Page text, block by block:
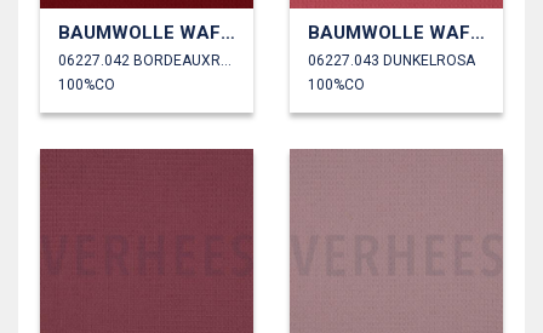
BAUMWOLLE WAFFEL
100%CO
BAUMWOLLE WAFFEL
06227.043 DUNKELROSA
100%CO